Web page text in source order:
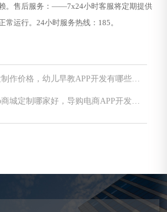
。售后服务：——7x24小时客服将定期提供
常运行。24小时服务热线：185。
制作价格，幼儿早教APP开发有哪些发
城定制哪家好，导购电商APP开发定